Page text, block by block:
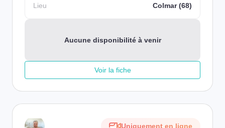
Lieu Colmar (68)
Aucune disponibilité à venir
Voir la fiche
Uniquement en ligne